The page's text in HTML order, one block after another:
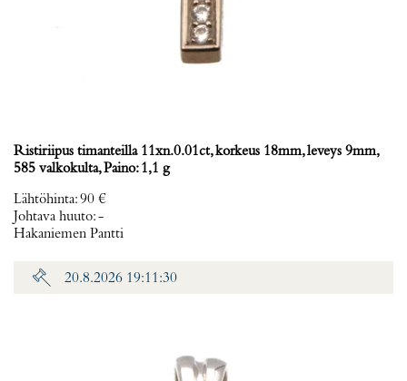
Ristiriipus timanteilla 11xn.0.01ct, korkeus 18mm, leveys 9mm,
585 valkokulta, Paino: 1,1 g
Lähtöhinta:90 €
Johtava huuto:-
Hakaniemen Pantti
20.8.2026 19:11:30